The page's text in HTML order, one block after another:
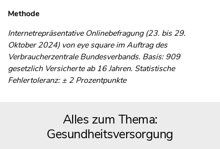
Methode
Internetrepräsentative Onlinebefragung (23. bis 29.
Oktober 2024) von eye square im Auftrag des
Verbraucherzentrale Bundesverbands. Basis: 909
gesetzlich Versicherte ab 16 Jahren. Statistische
Fehlertoleranz: ± 2 Prozentpunkte
Alles zum Thema:
Gesundheitsversorgung